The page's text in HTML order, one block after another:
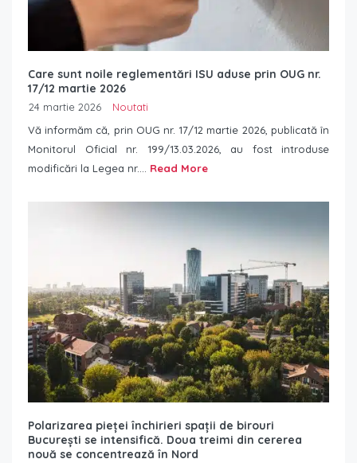
Care sunt noile reglementări ISU aduse prin OUG nr.
17/12 martie 2026
24 martie 2026
Noutati
Vă informăm că, prin OUG nr. 17/12 martie 2026, publicată în
Monitorul Oficial nr. 199/13.03.2026, au fost introduse
modificări la Legea nr.... Read More
Polarizarea pieței închirieri spații de birouri
București se intensifică. Doua treimi din cererea
nouă se concentrează în Nord